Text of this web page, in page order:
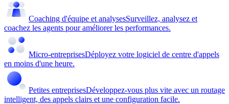
Coaching d'équipe et analysesSurveillez, analysez et
coachez les agents pour améliorer les performances.
Micro-entreprisesDéployez votre logiciel de centre d'appels
en moins d'une heure.
Petites entreprisesDéveloppez-vous plus vite avec un routage
intelligent, des appels clairs et une configuration facile.